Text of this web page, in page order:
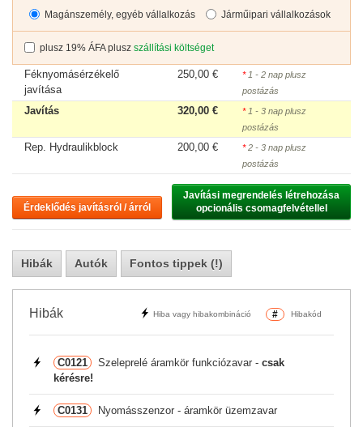
Magánszemély, egyéb vállalkozás Járműipari vállalkozások
plusz 19% ÁFA plusz szállítási költséget
Féknyomásérzékelő
javítása
250,00 € *1 - 2 nap plusz
postázás
Javítás 320,00 € *1 - 3 nap plusz
postázás
Rep. Hydraulikblock 200,00 € *2 - 3 nap plusz
postázás
Érdeklődés javításról / árról
Javítási megrendelés létrehozása
opcionális csomagfelvétellel
Hibák Autók Fontos tippek (!)
Hibák Hiba vagy hibakombináció # Hibakód
C0121 Szeleprelé áramkör funkciózavar - csak
kérésre!
C0131 Nyomásszenzor - áramkör üzemzavar